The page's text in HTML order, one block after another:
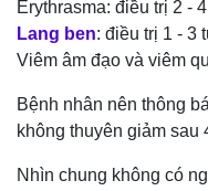
Erythrasma: điều trị 2 -
Lang ben: điều trị 1 - 3
Viêm âm đạo và viêm
Bệnh nhân nên thông
không thuyên giảm sau
Nhìn chung không có